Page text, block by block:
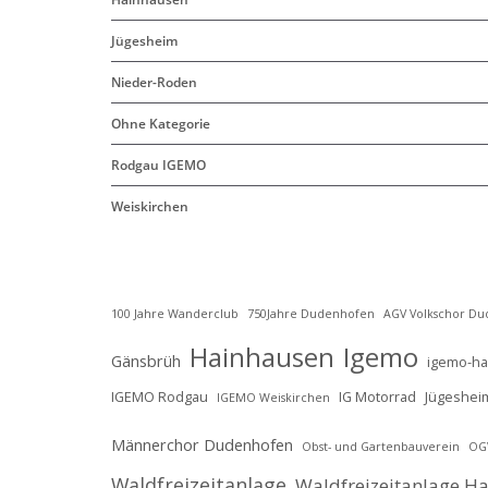
Jügesheim
Nieder-Roden
Ohne Kategorie
Rodgau IGEMO
Weiskirchen
100 Jahre Wanderclub 750Jahre Dudenhofen AGV Volkschor
Gänsbrüh Hainhausen Igemo igemo-
IGEMO Rodgau IGEMO Weiskirchen IG Motorrad
Männerchor Dudenhofen Obst- und Gartenbauverein